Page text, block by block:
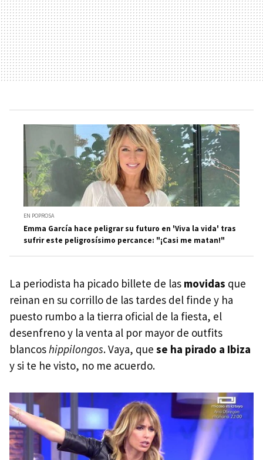
EN POPROSA
Emma García hace peligrar su futuro en 'Viva la vida' tras
sufrir este peligrosísimo percance: "¡Casi me matan!"
La periodista ha picado billete de las movidas que
reinan en su corrillo de las tardes del finde y ha
puesto rumbo a la tierra oficial de la fiesta, el
desenfreno y la venta al por mayor de outfits
blancoshippilongos. Vaya, que se ha pirado a Ibiza
y si te he visto, no me acuerdo.